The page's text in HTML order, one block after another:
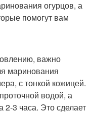
огурцов, а
помогут вам
важно
маринования
с тонкой кожицей.
водой, а
2-3 часа. Это сделает